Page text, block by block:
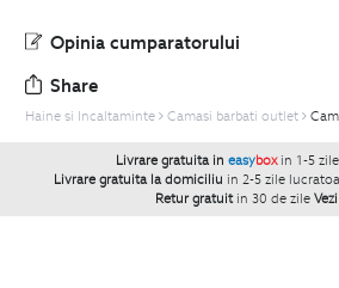
Opinia cumparatorului
Share
Haine si Incaltaminte Camasi barbati outlet
Livrare gratuita in easybox in 1-5
Livrare gratuita la domiciliu in 2-5 zile
Retur gratuit in 30 de zile